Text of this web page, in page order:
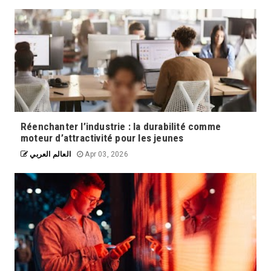
Réenchanter l’industrie : la durabilité comme
moteur d’attractivité pour les jeunes
العالم العربي Apr 03, 2026